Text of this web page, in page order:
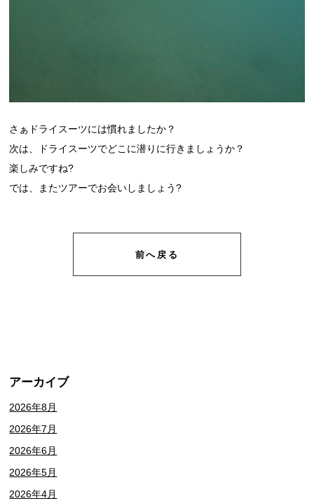
さぁドライスーツには慣れましたか？
次は、ドライスーツでどこに潜りに行きましょうか？
楽しみですね?
では、またツアーでお会いしましょう?
前へ戻る
アーカイブ
2026年8月
2026年7月
2026年6月
2026年5月
2026年4月